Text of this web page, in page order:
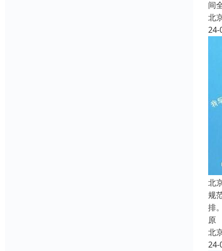
间
北
24-
北
规
排
原
北
24-